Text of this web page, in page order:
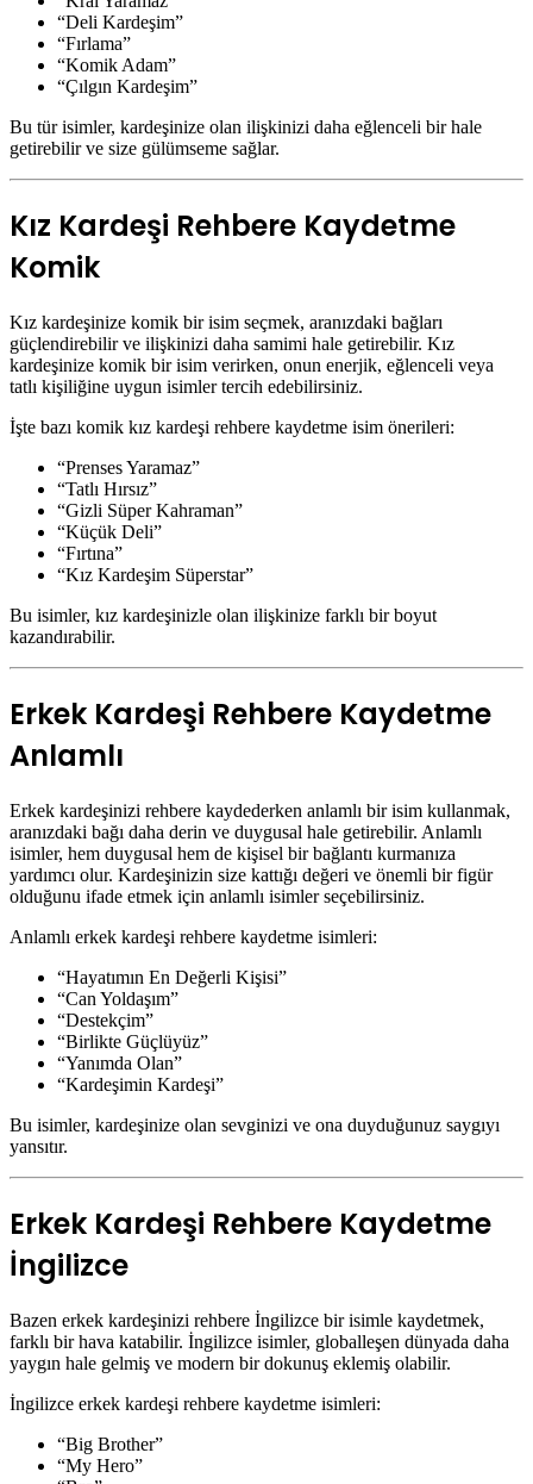
“Deli Kardeşim”
“Fırlama”
“Komik Adam”
“Çılgın Kardeşim”
Bu tür isimler, kardeşinize olan ilişkinizi daha eğlenceli bir hale
getirebilir ve size gülümseme sağlar.
Kız Kardeşi Rehbere Kaydetme
Komik
Kız kardeşinize komik bir isim seçmek, aranızdaki bağları
güçlendirebilir ve ilişkinizi daha samimi hale getirebilir. Kız
kardeşinize komik bir isim verirken, onun enerjik, eğlenceli veya
tatlı kişiliğine uygun isimler tercih edebilirsiniz.
İşte bazı komik kız kardeşi rehbere kaydetme isim önerileri:
“Prenses Yaramaz”
“Tatlı Hırsız”
“Gizli Süper Kahraman”
“Küçük Deli”
“Fırtına”
“Kız Kardeşim Süperstar”
Bu isimler, kız kardeşinizle olan ilişkinize farklı bir boyut
kazandırabilir.
Erkek Kardeşi Rehbere Kaydetme
Anlamlı
Erkek kardeşinizi rehbere kaydederken anlamlı bir isim kullanmak,
aranızdaki bağı daha derin ve duygusal hale getirebilir. Anlamlı
isimler, hem duygusal hem de kişisel bir bağlantı kurmanıza
yardımcı olur. Kardeşinizin size kattığı değeri ve önemli bir figür
olduğunu ifade etmek için anlamlı isimler seçebilirsiniz.
Anlamlı erkek kardeşi rehbere kaydetme isimleri:
“Hayatımın En Değerli Kişisi”
“Can Yoldaşım”
“Destekçim”
“Birlikte Güçlüyüz”
“Yanımda Olan”
“Kardeşimin Kardeşi”
Bu isimler, kardeşinize olan sevginizi ve ona duyduğunuz saygıyı
yansıtır.
Erkek Kardeşi Rehbere Kaydetme
İngilizce
Bazen erkek kardeşinizi rehbere İngilizce bir isimle kaydetmek,
farklı bir hava katabilir. İngilizce isimler, globalleşen dünyada daha
yaygın hale gelmiş ve modern bir dokunuş eklemiş olabilir.
İngilizce erkek kardeşi rehbere kaydetme isimleri:
“Big Brother”
“My Hero”